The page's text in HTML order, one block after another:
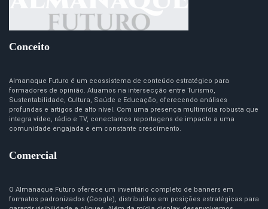
Conceito
Almanaque Futuro é um ecossistema de conteúdo estratégico para
formadores de opinião. Atuamos na intersecção entre Turismo,
Sustentabilidade, Cultura, Saúde e Educação, oferecendo análises
profundas e artigos de alto nível. Com uma presença multimídia robusta que
integra vídeo, rádio e TV, conectamos reportagens de impacto a uma
comunidade engajada e em constante crescimento.
Comercial
O Almanaque Futuro oferece um inventário completo de banners em
formatos padronizados (Google), distribuídos em posições estratégicas para